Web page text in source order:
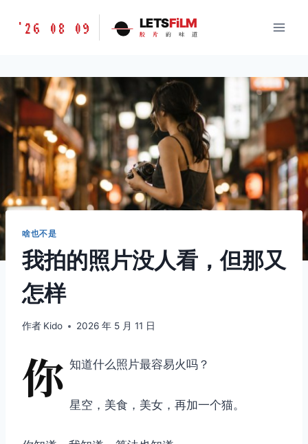
胶
味
道
LETSFILM
'26 08 09 LETSFiLM
胶 片 的 味 道
啥也不是
我拍的照片没人看，但那又
怎样
作者 Kido 2026 年 5 月 11 日
你 知道什么照片最容易火吗？
星空，美食，美女，再加一个猫。